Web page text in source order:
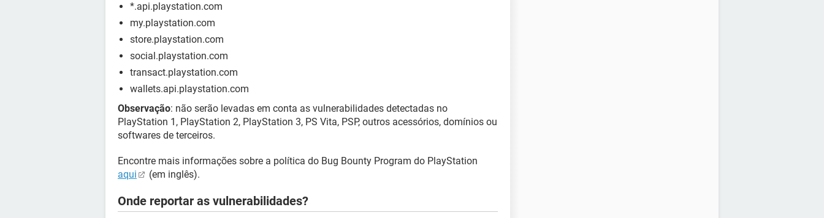
*.api.playstation.com
my.playstation.com
store.playstation.com
social.playstation.com
transact.playstation.com
wallets.api.playstation.com
Observação: não serão levadas em conta as vulnerabilidades detectadas no
PlayStation 1, PlayStation 2, PlayStation 3, PS Vita, PSP, outros acessórios, domínios ou
softwares de terceiros.
Encontre mais informações sobre a política do Bug Bounty Program do PlayStation
aqui
(em inglês).
Onde reportar as vulnerabilidades?